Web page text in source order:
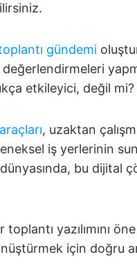
gündemi
etkileyici, değil mi?
, uzaktan
iş yerlerinin
bu dijital
yazılımını
için doğru